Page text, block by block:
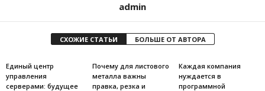
admin
СХОЖИЕ СТАТЬИ БОЛЬШЕ ОТ АВТОРА
Единый центр
управления
серверами: будущее
Почему для листового
металла важны
правка, резка и
Каждая компания
нуждается в
программной